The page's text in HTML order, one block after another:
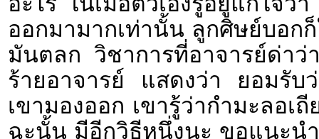
ออกมามากเท่านั้น ลูกศิษย์บอก
มันตลก วิชาการที่อาจารย์ด่า
ร้ายอาจารย์ แสดงว่า ยอมรั
เขามองออก เขารู้ว่ากำมะลอเ
ฉะนั้น มีอีกวิธีหนึ่งนะ ขอแนะน